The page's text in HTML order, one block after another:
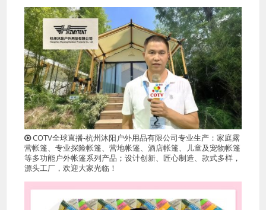
COTV全球直播-杭州沐阳户外用品有限公司专业生产：家庭露
营帐篷、专业探险帐篷、营地帐篷、酒店帐篷、儿童及宠物帐篷
等多功能户外帐篷系列产品；设计创新、匠心制造、款式多样，
源头工厂，欢迎大家光临！